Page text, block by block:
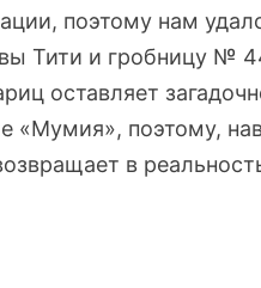
поэтому нам
Тити и гробницу №
оставляет
«Мумия», поэтому,
в